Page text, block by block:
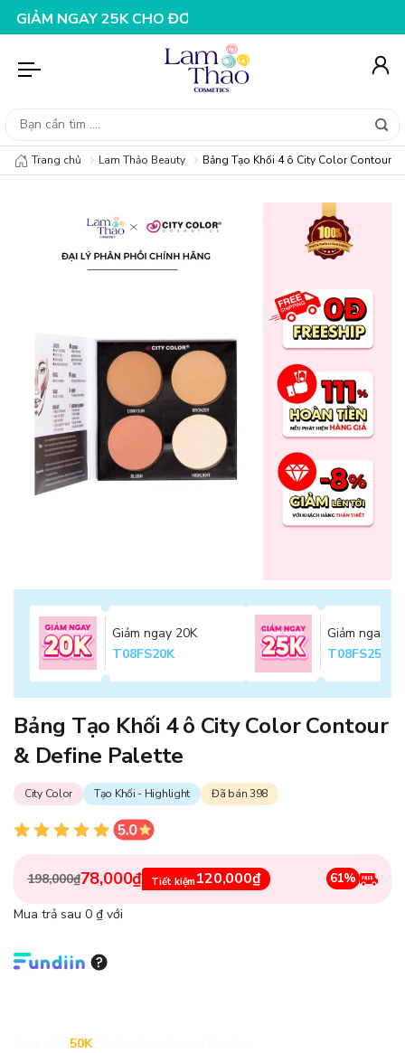
25K CHO ĐƠN HÀNG 99K
Trang chủ Lam Thảo Beauty Bảng Tạo Khối 4 ô City Color Contour &
Giảm ngay 20K
T08FS20K
Giảm ngay
T08FS25K
Bảng Tạo Khối 4 ô City Color Contour
& Define Palette
City Color Tạo Khối - Highlight Đã bán 398
198,000₫78,000₫ Tiết kiệm120,000₫ 61%
Mua trả sau 0 ₫ với
50K